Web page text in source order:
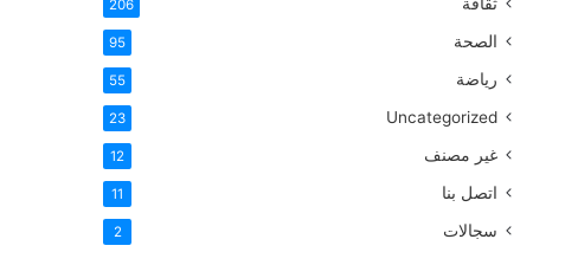
206
الصحة 95
رياضة 55
Uncategorized
23
غير مصنف 12
اتصل بنا 11
سجالات 2